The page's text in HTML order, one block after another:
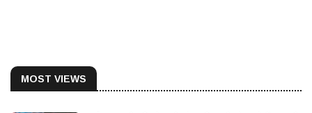
MOST VIEWS